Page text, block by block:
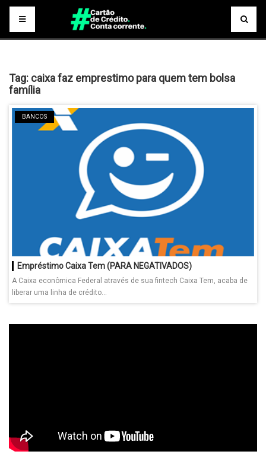
Tag: caixa faz emprestimo para quem tem bolsa
família
BANCOS
Empréstimo Caixa Tem (PARA NEGATIVADOS)
A Caixa econômica Federal através de sua fintech Caixa Tem, acaba de
liberar uma linha de crédito...